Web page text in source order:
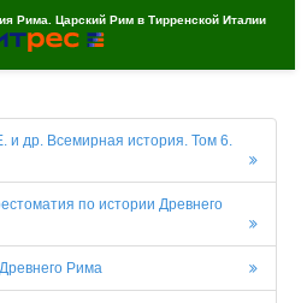
Рима. Царский Рим в Тирренской Италии
и др. Всемирная история. Том 6.
по истории Древнего
Рима